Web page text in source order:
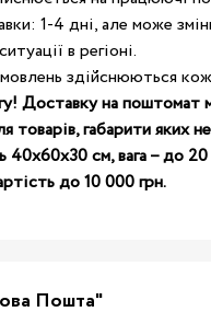
1-4 дні, але може
в регіоні.
здійснюються
Доставку на поштомат
товарів, габарити яких не
см, вага – до 20
до 10 000 грн.
Пошта"